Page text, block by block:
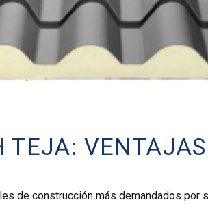
TEJA: VENTAJAS
de construcción más demandados por